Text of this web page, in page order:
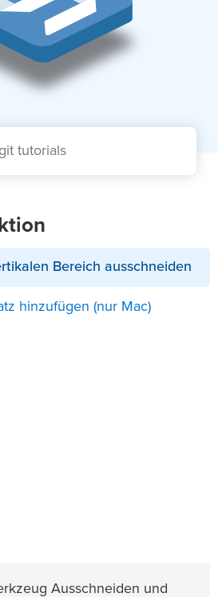
Ausschneiden und
Bereich ausschneiden
hinzufügen (nur Mac)